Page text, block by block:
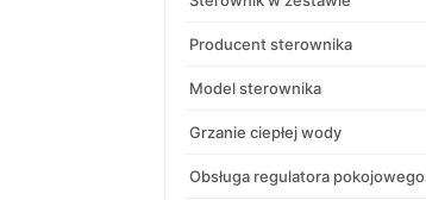
Producent sterownika
Model sterownika
Grzanie ciepłej wody
Obsługa regulatora pokojowego